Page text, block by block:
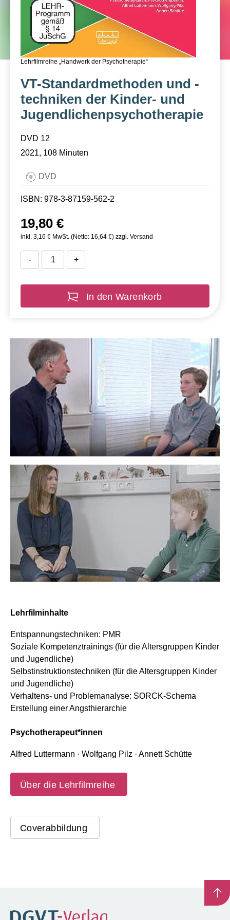
Lehrfilmreihe „Handwerk der Psychotherapie“
VT-Standardmethoden und -
techniken der Kinder- und
Jugendlichenpsychotherapie
DVD 12
2021, 108 Minuten
DVD
ISBN: 978-3-87159-562-2
19,80 €
inkl. 3,16 € MwSt. (Netto: 16,64 €) zzgl. Versand
- +
In den Warenkorb
Lehrfilminhalte
Entspannungstechniken: PMR
Soziale Kompetenztrainings (für die Altersgruppen Kinder
und Jugendliche)
Selbstinstruktionstechniken (für die Altersgruppen Kinder
und Jugendliche)
Verhaltens- und Problemanalyse: SORCK-Schema
Erstellung einer Angsthierarchie
Psychotherapeut*innen
Alfred Luttermann · Wolfgang Pilz · Annett Schütte
Über die Lehrfilmreihe
Coverabbildung